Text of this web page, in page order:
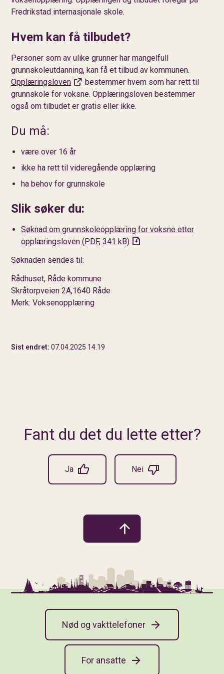
Fredrikstad internasjonale skole.
Hvem kan få tilbudet?
Personer som av ulike grunner har mangelfull
grunnskoleutdanning, kan få et tilbud av kommunen.
Opplæringsloven
bestemmer hvem som har rett til
grunnskole for voksne. Opplæringsloven bestemmer
også om tilbudet er gratis eller ikke.
Du må:
være over 16 år
ikke ha rett til videregående opplæring
ha behov for grunnskole
Slik søker du:
Søknad om grunnskoleopplæring for voksne etter
opplæringsloven (PDF, 341 kB)
Søknaden sendes til:
Rådhuset, Råde kommune
Skråtorpveien 2A,1640 Råde
Merk: Voksenopplæring
Sist endret 07.04.2025 14.19
Fant du det du lette etter?
Ja Nei
Nød og vakttelefoner
For ansatte